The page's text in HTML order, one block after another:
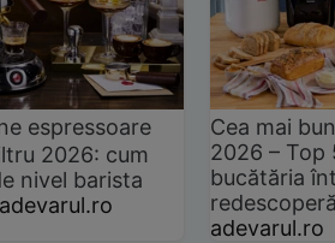
espressoare
2026: cum
nivel barista
adevarul.ro
Cea mai
2026 –
bucătăria
adevarul.ro